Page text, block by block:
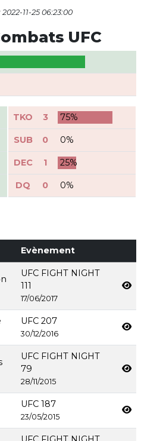
11-25 06:23:00
UFC
TKO 3 75%
SUB 0 0%
DEC 1 25%
DQ 0 0%
Evènement
UFC FIGHT NIGHT
111
17/06/2017
UFC 207
30/12/2016
UFC FIGHT NIGHT
79
28/11/2015
UFC 187
23/05/2015